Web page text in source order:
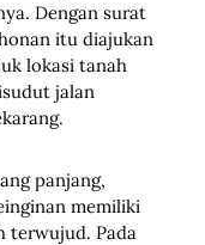
Dengan surat
itu diajukan
lokasi tanah
jalan
panjang,
memiliki
terwujud. Pada